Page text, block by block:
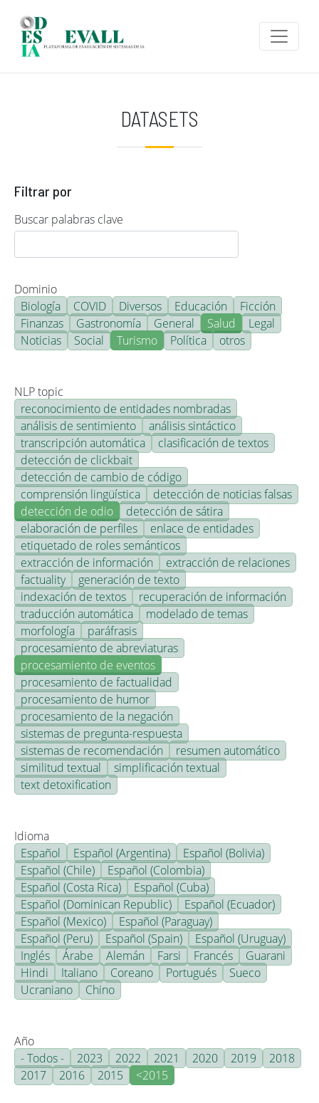
DATASETS
Filtrar por
Buscar palabras clave
Dominio
Biología
COVID Diversos Educación
Ficción
Finanzas
Gastronomía General Salud
Legal
Noticias
Social Turismo Política otros
NLP topic
reconocimiento de entidades nombradas
análisis de sentimiento
análisis sintáctico
transcripción automática
clasificación de textos
detección de clickbait
detección de cambio de código
comprensión lingüística
detección de noticias falsas
detección de odio
detección de sátira
elaboración de perfiles
enlace de entidades
etiquetado de roles semánticos
extracción de información
extracción de relaciones
factuality
generación de texto
indexación de textos
recuperación de información
traducción automática
modelado de temas
morfología
paráfrasis
procesamiento de abreviaturas
procesamiento de eventos
procesamiento de factualidad
procesamiento de humor
procesamiento de la negación
sistemas de pregunta-respuesta
sistemas de recomendación
resumen automático
similitud textual
simplificación textual
text detoxification
Idioma
Español
Español (Argentina)
Español (Bolivia)
Español (Chile)
Español (Colombia)
Español (Costa Rica)
Español (Cuba)
Español (Dominican Republic)
Español (Ecuador)
Español (Mexico)
Español (Paraguay)
Español (Peru)
Español (Spain)
Español (Uruguay)
Inglés
Árabe Alemán Farsi Francés
Guarani
Hindi
Italiano Coreano Portugués
Sueco
Ucraniano
Chino
Año
- Todos -
2023 2022 2021 2020 2019
2018
2017
2016 2015 <2015